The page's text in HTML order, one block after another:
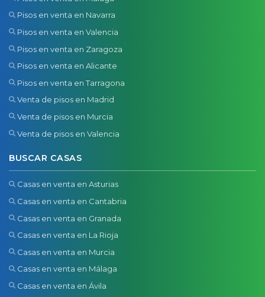
Pisos en venta en Navarra
Pisos en venta en Valencia
Pisos en venta en Zaragoza
Pisos en venta en Alicante
Pisos en venta en Tarragona
Venta de pisos en Madrid
Venta de pisos en Murcia
Venta de pisos en Valencia
BUSCAR CASAS
Casas en venta en Asturias
Casas en venta en Cantabria
Casas en venta en Granada
Casas en venta en La Rioja
Casas en venta en Murcia
Casas en venta en Málaga
Casas en venta en Ávila